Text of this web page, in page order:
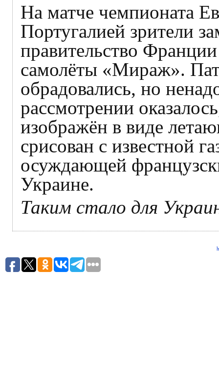
На матче чемпионата
Португалией зрители
правительство
самолёты «Мираж».
обрадовались, но
рассмотрении
изображён в виде
срисован с известной
осуждающей
Украине.
Таким стало для